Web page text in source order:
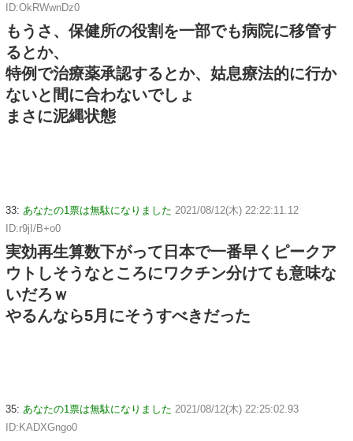
ID:OkRWwnDz0
もうさ、保健所の役割を一部でも病院に移管す
るとか、
特例で治療薬承認するとか、姑息療法的に行か
ないと間に合わないでしょ
まさに泥縄状態
33: あなたの1票は無駄になりました 2021/08/12(木) 22:22:11.12
ID:r9jI/B+o0
実効再生算数下がって日本で一番早くピークア
ウトしそうなところにワクチン分けても意味な
いだろｗ
やるんなら5月にそうすべきだった
35: あなたの1票は無駄になりました 2021/08/12(木) 22:25:02.93
ID:KADXGngo0